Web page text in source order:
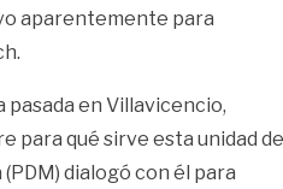
aparentemente para
pasada en Villavicencio,
para qué sirve esta unidad de
(PDM) dialogó con él para